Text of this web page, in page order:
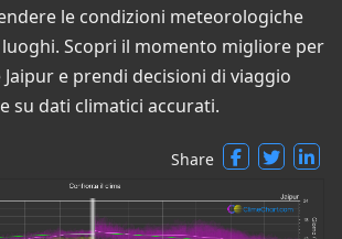
le condizioni meteorologiche
Scopri il momento migliore per
e prendi decisioni di viaggio
su dati climatici accurati.
Share